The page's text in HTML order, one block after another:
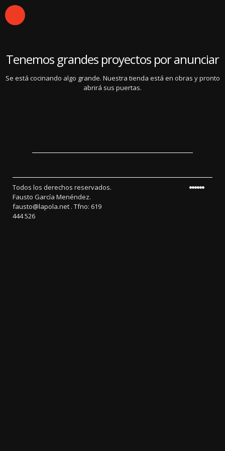
Tenemos grandes proyectos por anunciar
Se está cocinando algo grande. Nuestra tienda está en obras y pronto
abrirá sus puertas.
Todos los derechos reservados.
Fausto García Menéndez.
fausto@lapola.net . Tfno: 619
444 526